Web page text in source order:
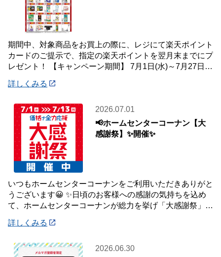
期間中、対象商品をお買上の際に、レジにて楽天ポイント
カードのご提示で、指定の楽天ポイントを翌月末までにプ
レゼント！ 【キャンペーン期間】 7月1日(水)～7月27日
詳しくみる
2026.07.01
📢ホームセンターコーナン【大
感謝祭】✨開催✨
いつもホームセンターコーナンをご利用いただきありがと
うございます😀 ✨日頃のお客様への感謝の気持ちを込め
て、ホームセンターコーナンが総力を挙げ「大感謝祭」を
詳しくみる
2026.06.30